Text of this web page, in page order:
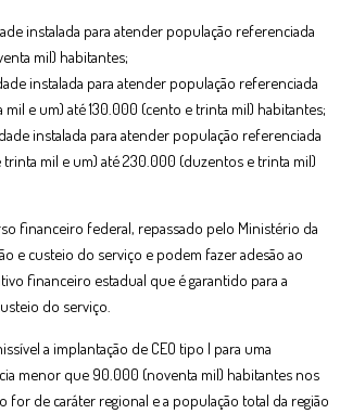
instalada para atender população referenciada
mil) habitantes;
instalada para atender população referenciada
mil e um) até 130.000 (cento e trinta mil) habitantes;
instalada para atender população referenciada
trinta mil e um) até 230.000 (duzentos e trinta mil)
financeiro federal, repassado pelo Ministério da
e custeio do serviço e podem fazer adesão ao
financeiro estadual que é garantido para a
do serviço.
a implantação de CEO tipo I para uma
menor que 90.000 (noventa mil) habitantes nos
for de caráter regional e a população total da região